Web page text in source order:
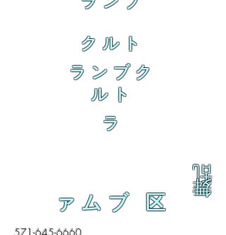
クルト
ランブク
ルト
ラ
乱
舞
ァムブ 区